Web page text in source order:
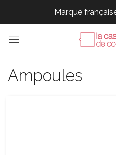
Marque
Marque
Ampoules